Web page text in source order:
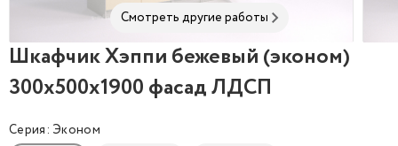
Шкафчик Хэппи бежевый (эконом) 300x500x1900
Смотреть другие работы
Шкафчик Хэппи бежевый (эконом)
300x500x1900 фасад ЛДСП
Серия: Эконом